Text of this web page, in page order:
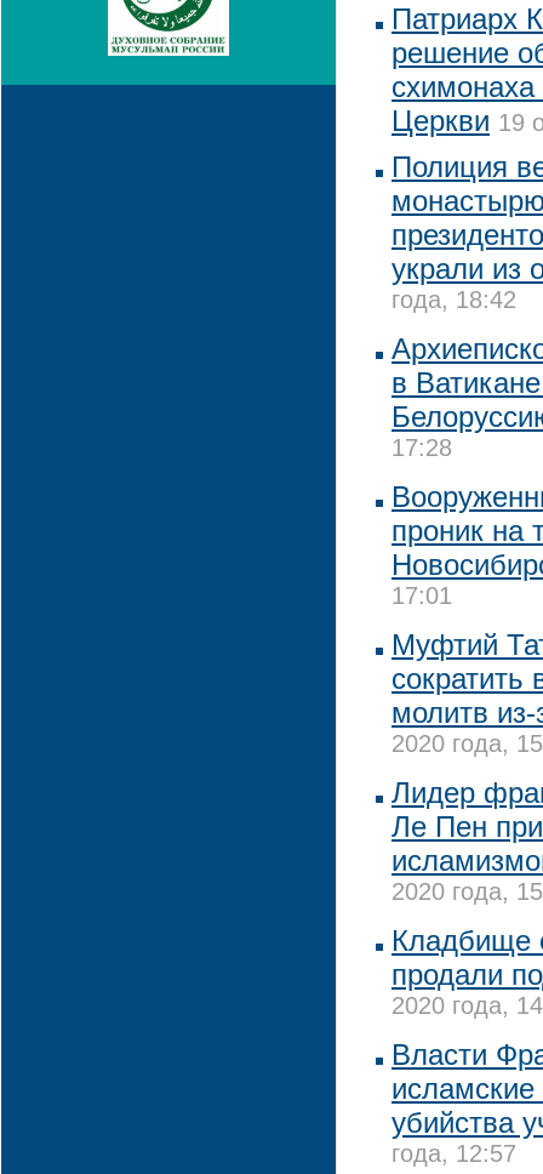
Патриарх
решение
Церкви 19
Полиция
украли из
года, 18:42
в
17:28
проник на
17:01
Муфтий
сократить
молитв
2020 года,
Лидер
Ле Пен
2020 года,
Кладбище
продали
2020 года,
Власти
исламские
убийства
года, 12:57